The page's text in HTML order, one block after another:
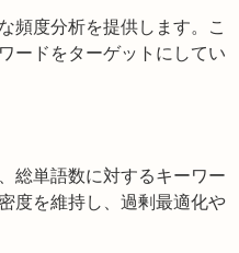
頻度分析を提供します。こ
ードをターゲットにしてい
総単語数に対するキーワー
度を維持し、過剰最適化や